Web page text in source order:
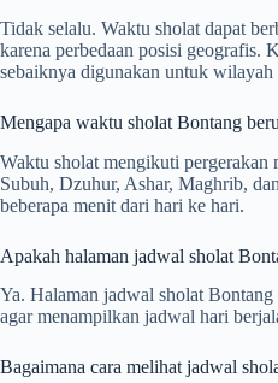
Tidak selalu. Waktu sholat dapat
karena perbedaan posisi geografis.
sebaiknya digunakan untuk
Mengapa waktu sholat Bontang
Waktu sholat mengikuti
Subuh, Dzuhur, Ashar, Maghrib,
beberapa menit dari hari ke hari.
Apakah halaman jadwal sholat
Ya. Halaman jadwal sholat
agar menampilkan jadwal hari
Bagaimana cara melihat jadwal